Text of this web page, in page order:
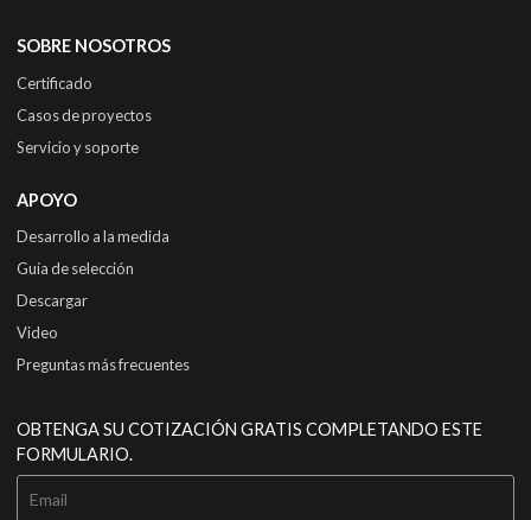
SOBRE NOSOTROS
Certificado
Casos de proyectos
Servicio y soporte
APOYO
Desarrollo a la medida
Guía de selección
Descargar
Video
Preguntas más frecuentes
OBTENGA SU COTIZACIÓN GRATIS COMPLETANDO ESTE
FORMULARIO.